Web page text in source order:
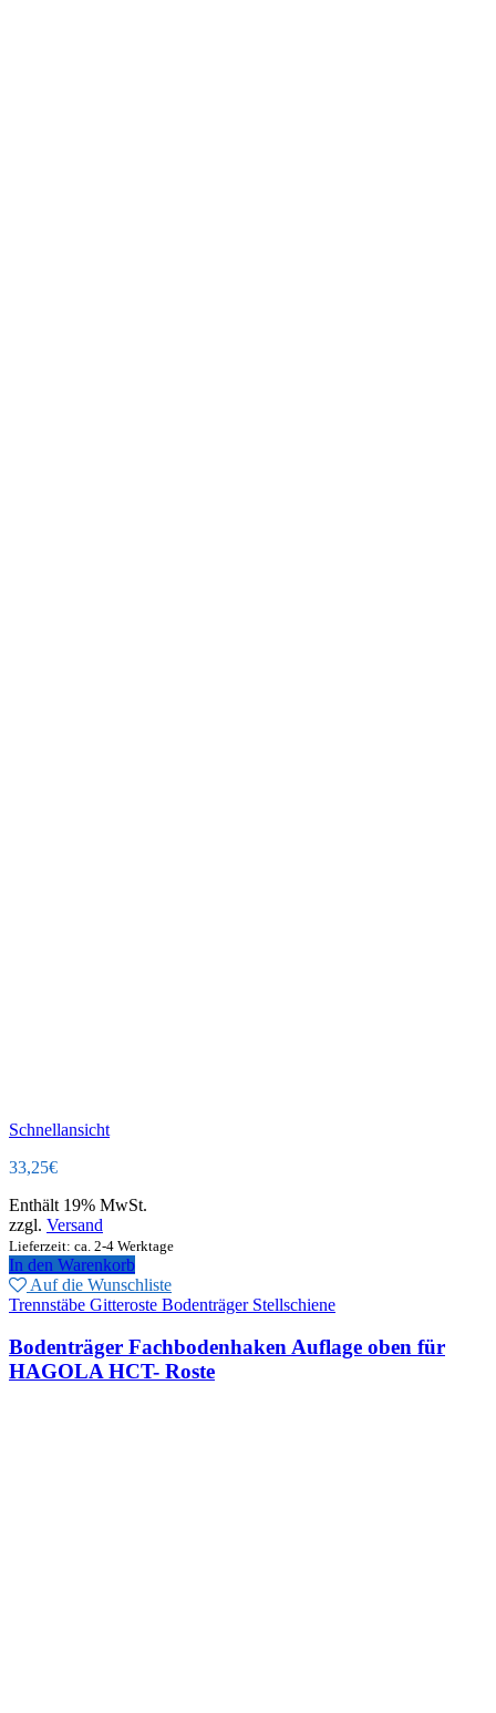
Schnellansicht
33,25€
Enthält 19% MwSt.
zzgl. Versand
Lieferzeit: ca. 2-4 Werktage
In den Warenkorb
Auf die Wunschliste
Trennstäbe Gitteroste Bodenträger Stellschiene
Bodenträger Fachbodenhaken Auflage oben für
HAGOLA HCT- Roste